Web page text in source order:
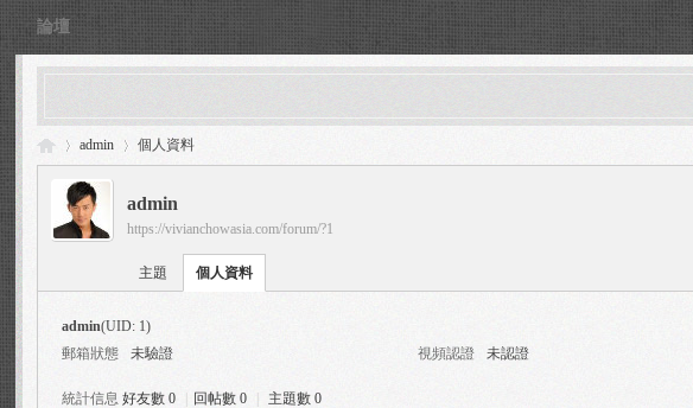
論壇
›
admin 個人資料
admin
https://vivianchowasia.com/forum/?1
主題 個人資料
admin(UID: 1)
郵箱狀態
未驗證 視頻認證 未認證
統計信息 好友數 0 回帖數 0 主題數 0